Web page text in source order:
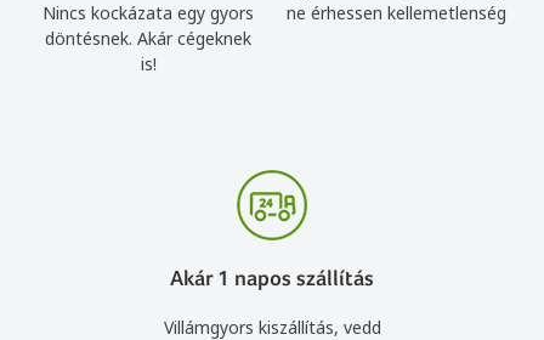
Nincs kockázata egy gyors
döntésnek. Akár cégeknek
is!
ne érhessen kellemetlenség
Akár 1 napos szállítás
Villámgyors kiszállítás, vedd